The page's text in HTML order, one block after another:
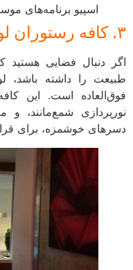
اسپیو برنامه‌های
دنبال فضایی هستید
را داشته باشد، لونا
است. این کافه
شمع‌مانند، و
خوشمزه، برای